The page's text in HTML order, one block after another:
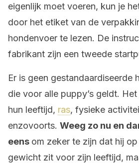
eigenlijk moet voeren, kun je
door het etiket van de
hondenvoer te lezen. De
fabrikant zijn een tweede
Er is geen gestandaardiseerde
die voor alle puppy’s geldt.
hun leeftijd, ras, fysieke
enzovoorts. Weeg zo nu en
eens om zeker te zijn dat hij
gewicht zit voor zijn leeftijd,